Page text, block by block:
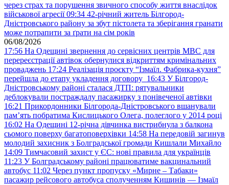
через страх та порушення звичного способу життя внаслідок
військової агресії 09:34 42-річний житель Білгород-
Дністровського району за збут пістолета та зберігання гранати
може потрапити за ґрати на сім років
06/08/2026
17:56 На Одещині звернення до сервісних центрів МВС для
перереєстрації автівок обернулися відкриттям кримінальних
проваджень 17:24 Реалізація проєкту “Ізмаїл. Фабрика-кухня”
перейшла до етапу укладення договору 16:43 У Білгород-
Дністровському районі сталася ДТП: рятувальники
деблокували постраждалу пасажирку з понівеченої автівки
16:21 Прикордонники Білгорода-Дністровського вшанували
пам’ять побратима Кислицького Олега, полеглого у 2014 році
16:02 На Одещині 12-річна дівчинка вистрибнула з балкона
сьомого поверху багатоповерхівки 14:58 На передовій загинув
молодий захисник з Болградської громади Кишлали Михайло
14:09 Тимчасовий захист у ЄС: нові правила для українців
11:23 У Болградському районі працюватиме вакцинальний
автобус 11:02 Через пункт пропуску «Мирне – Табаки»
пасажир рейсового автобуса сполученням Кишинів — Ізмаїл